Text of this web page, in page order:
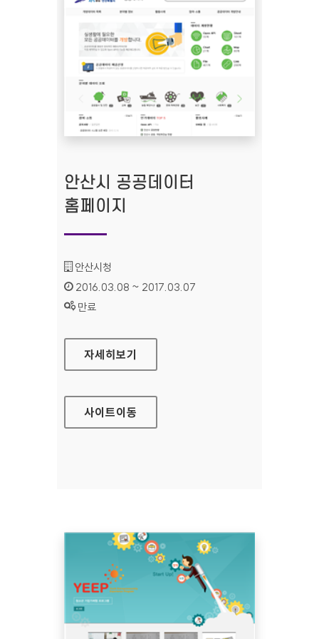
안산시 공공데이터
홈페이지
기관명 :
안산시청
인증기간 :
2016.03.08 ~ 2017.03.07
상태 :
만료
안산시 공공데이터 홈페이지
자세히보기
사이트이동